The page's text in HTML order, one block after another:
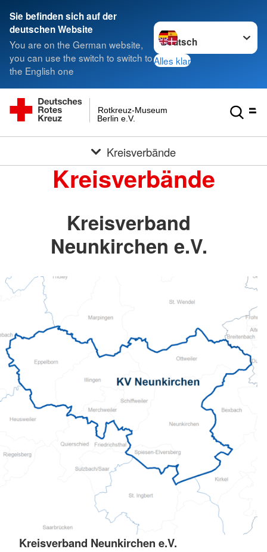
Sie befinden sich auf der
deutschen Website
You are on the German website,
you can use the switch to switch to
the English one
Sprache wechseln zu
Alles klar
Berlin e.V.
Rotkreuz-Museum
Kreisverbände
Kreisverbände
Kreisverband
Neunkirchen e.V.
Kreisverband Neunkirchen e.V.